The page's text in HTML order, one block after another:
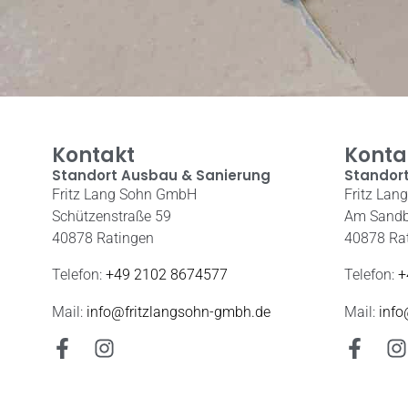
Kontakt
Standort Ausbau & Sanierung
Fritz Lang Sohn GmbH
Schützenstraße 59
40878 Ratingen
Telefon: +49 2102 8674577
Mail: info@fritzlangsohn-gmbh.de
Fritz
Am
40878
Telefon:
Mail: